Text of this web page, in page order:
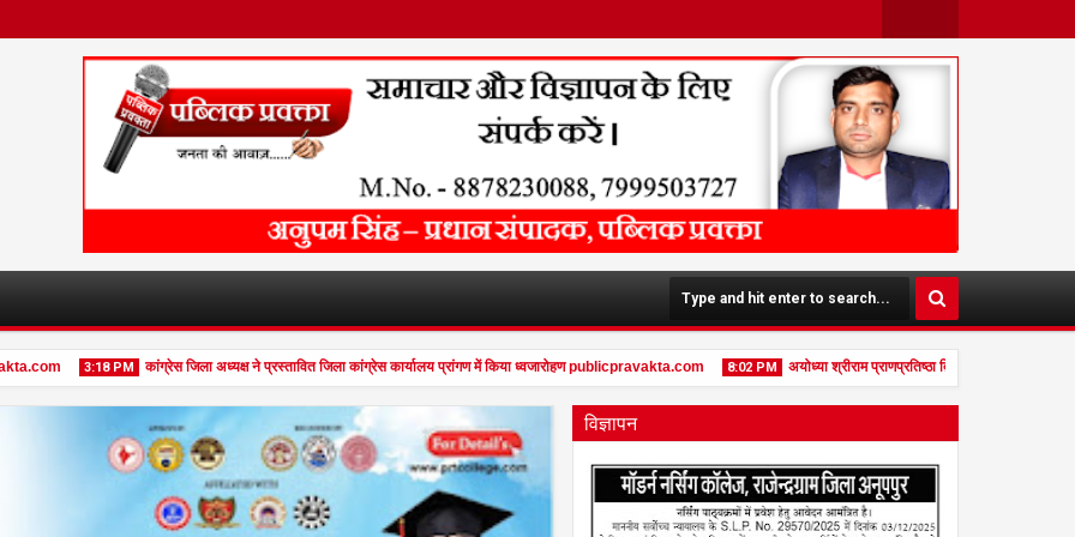
Twit
Face
Boo
K
3:18 PM कांग्रेस जिला अध्यक्ष ने प्रस्तावित जिला कांग्रेस कार्यालय प्रांगण में किया ध्वजारोहण publicpravakta.com 8:02 PM
Jan
अयोध्या श्रीराम प्राणप्रतिष्ठा द्वितीय वर्षगाँठ पर दुर्गा
विज्ञापन